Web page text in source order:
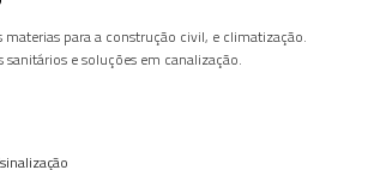
para a construção civil, e climatização.
e soluções em canalização.